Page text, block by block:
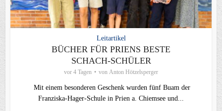
Leitartikel
BÜCHER FÜR PRIENS BESTE
SCHACH-SCHÜLER
vor 4 Tagen von Anton Hötzelsperger
Mit einem besonderen Geschenk wurden fünf Buam der
Franziska-Hager-Schule in Prien a. Chiemsee und...